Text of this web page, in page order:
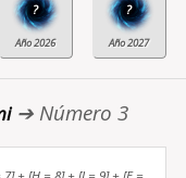
? ?
➔ Número 3